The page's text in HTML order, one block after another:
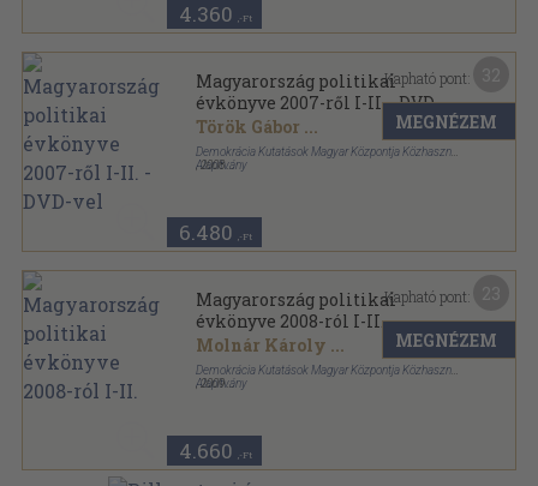
4.360 ,-Ft
Magyarország politikai
évkönyve 2007-ről I-II. - DVD-
vel
Török Gábor ...
Demokrácia Kutatások Magyar Központja Közhasznú
Alapítvány
,2008
6.480 ,-Ft
Kapható pont:
MEGNÉZEM
Magyarország politikai
évkönyve 2008-ról I-II.
Molnár Károly ...
Demokrácia Kutatások Magyar Központja Közhasznú
Alapítvány
,2009
4.660 ,-Ft
Kapható pont:
MEGNÉZEM